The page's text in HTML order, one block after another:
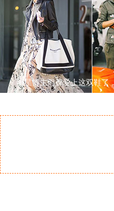
明星博主们都爱上这双鞋了